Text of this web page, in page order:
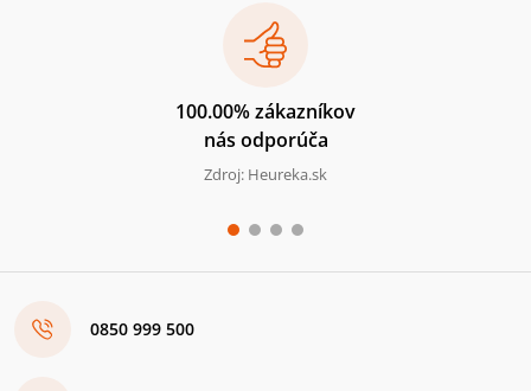
100.00% zákazníkov
nás odporúča
Zdroj: Heureka.sk
0850 999 500